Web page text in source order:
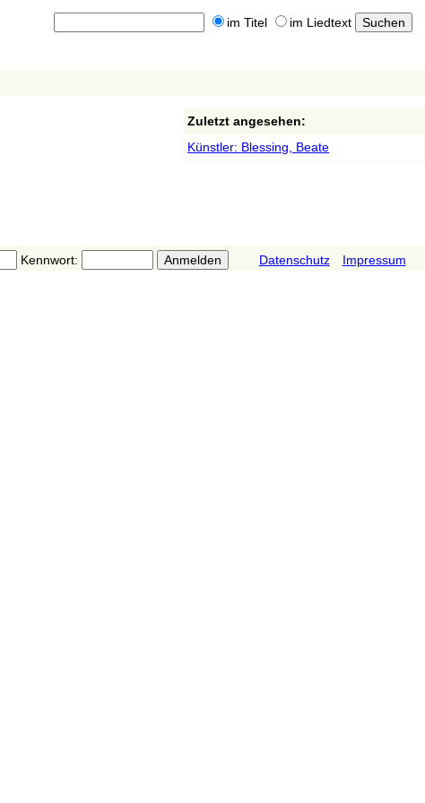
im Titel im Liedtext
Zuletzt angesehen:
Künstler: Blessing, Beate
Kennwort: Datenschutz Impressum